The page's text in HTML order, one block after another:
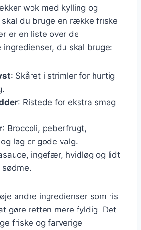
wok med kylling og
du bruge en række friske
er en liste over de
du skal bruge:
: Skåret i strimler for hurtig
: Ristede for ekstra smag
: Broccoli, peberfrugt,
løg er gode valg.
ingefær, hvidløg og lidt
sødme.
andre ingredienser som ris
gøre retten mere fyldig. Det
friske og farverige